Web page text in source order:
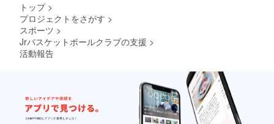
トップ >
プロジェクトをさがす >
スポーツ >
Jrバスケットボールクラブの支援 >
活動報告